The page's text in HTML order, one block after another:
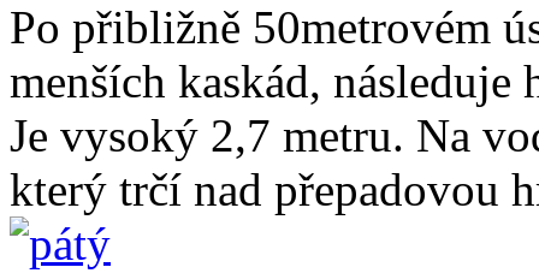
Po přibližně 50metrovém
menších kaskád,
Je vysoký 2,7 metru. Na
který trčí nad přepadovou